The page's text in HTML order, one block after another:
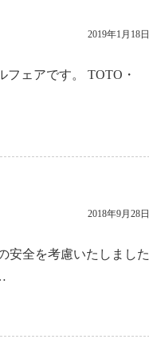
2019年1月18日
ェアです。 TOTO・
2018年9月28日
安全を考慮いたしました